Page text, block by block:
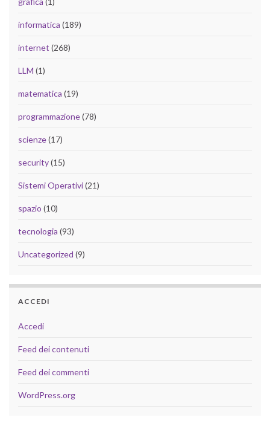
informatica (189)
internet (268)
LLM (1)
matematica (19)
programmazione(78)
scienze(17)
security(15)
Sistemi Operativi(21)
spazio (10)
tecnologia (93)
Uncategorized (9)
ACCEDI
Accedi
Feed dei contenuti
Feed dei commenti
WordPress.org